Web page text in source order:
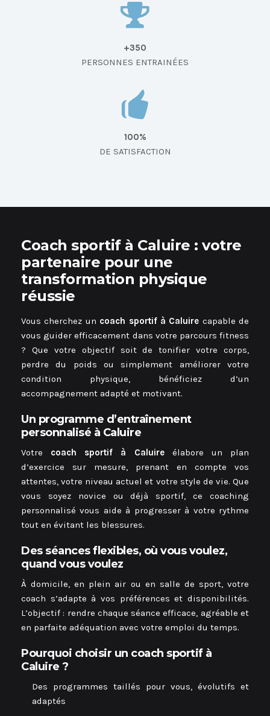
+350
PERSONNES ENTRAINÉES
100%
DE SATISFACTION
Coach sportif à Caluire : votre
partenaire pour une
transformation physique
réussie
Vous cherchez un coach sportif à Caluire capable de
vous guider efficacement dans votre parcours fitness
? Que votre objectif soit de tonifier votre corps,
perdre du poids ou simplement améliorer votre
condition physique, bénéficiez d’un
accompagnement adapté et motivant.
Un programme d’entraînement
personnalisé à Caluire
Votre coach sportif à Caluireélabore un plan
d’exercice sur mesure, prenant en compte vos
attentes, votre niveau actuel et votre style de vie. Que
vous soyez novice ou déjà sportif, ce coaching
personnalisé vous aide à progresser à votre rythme
tout en évitant les blessures.
Des séances flexibles, où vous voulez,
quand vous voulez
À domicile, en plein air ou en salle de sport, votre
coach s’adapte à vos préférences et disponibilités.
L’objectif : rendre chaque séance efficace, agréable et
en parfaite adéquation avec votre emploi du temps.
Pourquoi choisir un coach sportif à
Caluire ?
Des programmes taillés pour vous, évolutifs et
adaptés